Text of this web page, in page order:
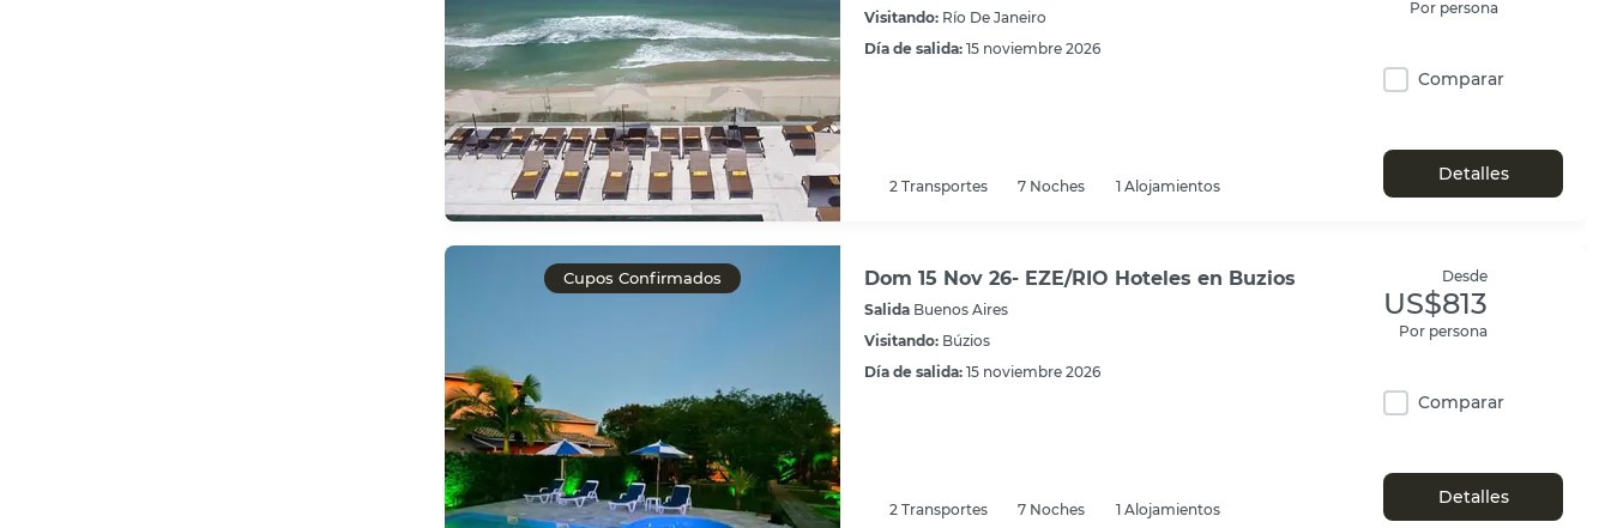
Visitando: Río De Janeiro
Día de salida: 15 noviembre 2026
2 Transportes 7 Noches 1 Alojamientos
Por persona
Comparar
Detalles
Cupos Confirmados Dom 15 Nov 26- EZE/RIO Hoteles en Buzios
Salida Buenos Aires
Visitando: Búzios
Día de salida: 15 noviembre 2026
2 Transportes 7 Noches 1 Alojamientos
Desde
US$813
Por persona
Comparar
Detalles